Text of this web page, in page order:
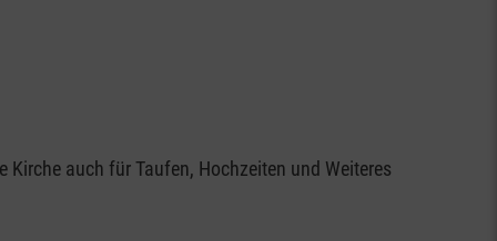
auch für Taufen, Hochzeiten und Weiteres